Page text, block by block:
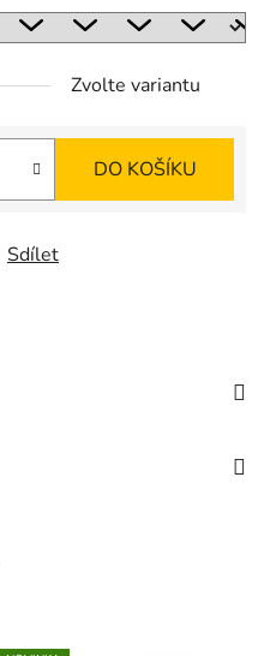
Zvolte variantu
DO KOŠÍKU
Sdílet